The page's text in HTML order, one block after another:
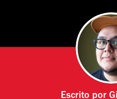
Escrito por